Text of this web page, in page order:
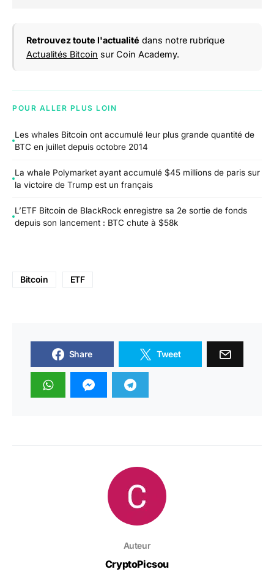
Retrouvez toute l'actualité dans notre rubrique
Actualités Bitcoin sur Coin Academy.
POUR ALLER PLUS LOIN
Les whales Bitcoin ont accumulé leur plus grande quantité de
BTC en juillet depuis octobre 2014
La whale Polymarket ayant accumulé $45 millions de paris sur
la victoire de Trump est un français
L’ETF Bitcoin de BlackRock enregistre sa 2e sortie de fonds
depuis son lancement : BTC chute à $58k
Bitcoin ETF
Share Tweet
Auteur
CryptoPicsou